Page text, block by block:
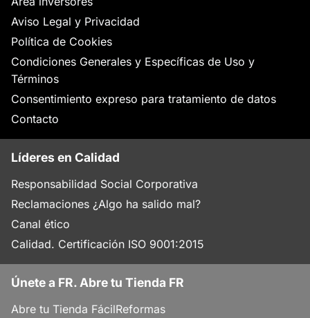
Aviso Legal y Privacidad
Política de Cookies
Condiciones Generales y Específicas de Uso y
Términos
Consentimiento expreso para tratamiento de datos
Contacto
Líderes en Calidad
Responsabilidad Social Corporativa
Reclamaciones ¿Algo ha salido mal?
Canal ético
Calidad. Certificación ISO 9001:2015
Únete a FR. Abre tu Tienda FR
Abre tu Tienda FácilReformas